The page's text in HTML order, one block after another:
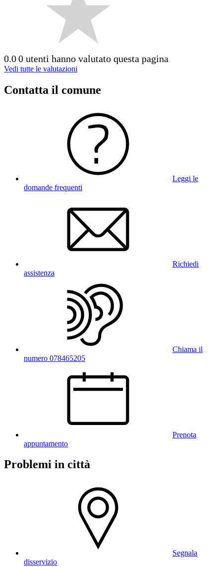
0.00 utenti hanno valutato questa pagina
Vedi tutte le valutazioni
Contatta il comune
Leggi le
domande frequenti
Richiedi
assistenza
Chiama il
numero 078465205
Prenota
appuntamento
Problemi in città
Segnala
disservizio